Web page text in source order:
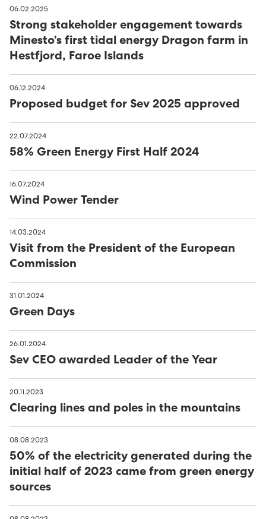
Montørur til rakstrardeildina hjá Sev
06.02.2025
Strong stakeholder engagement towards
Minesto’s first tidal energy Dragon farm in
Hestfjord, Faroe Islands
06.12.2024
Proposed budget for Sev 2025 approved
22.07.2024
58% Green Energy First Half 2024
16.07.2024
Wind Power Tender
14.03.2024
Visit from the President of the European
Commission
31.01.2024
Green Days
26.01.2024
Sev CEO awarded Leader of the Year
20.11.2023
Clearing lines and poles in the mountains
08.08.2023
50% of the electricity generated during the
initial half of 2023 came from green energy
sources